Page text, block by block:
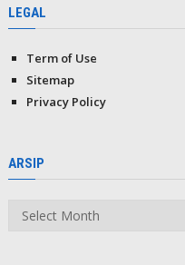
LEGAL
Term of Use
Sitemap
Privacy Policy
ARSIP
Arsip